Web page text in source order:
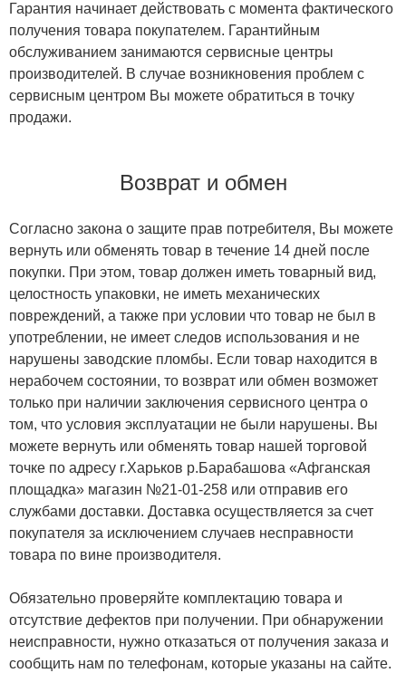
Гарантия начинает действовать с момента фактического
получения товара покупателем. Гарантийным
обслуживанием занимаются сервисные центры
производителей. В случае возникновения проблем с
сервисным центром Вы можете обратиться в точку
продажи.
Возврат и обмен
Согласно закона о защите прав потребителя, Вы можете
вернуть или обменять товар в течение 14 дней после
покупки. При этом, товар должен иметь товарный вид,
целостность упаковки, не иметь механических
повреждений, а также при условии что товар не был в
употреблении, не имеет следов использования и не
нарушены заводские пломбы. Если товар находится в
нерабочем состоянии, то возврат или обмен возможет
только при наличии заключения сервисного центра о
том, что условия эксплуатации не были нарушены. Вы
можете вернуть или обменять товар нашей торговой
точке по адресу г.Харьков р.Барабашова «Афганская
площадка» магазин №21-01-258 или отправив его
службами доставки. Доставка осуществляется за счет
покупателя за исключением случаев несправности
товара по вине производителя.
Обязательно проверяйте комплектацию товара и
отсутствие дефектов при получении. При обнаружении
неисправности, нужно отказаться от получения заказа и
сообщить нам по телефонам, которые указаны на сайте.